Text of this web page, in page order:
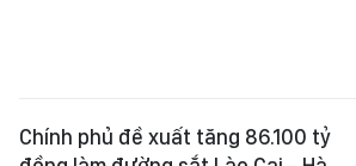
Chính phủ đề xuất tăng 86.100 tỷ